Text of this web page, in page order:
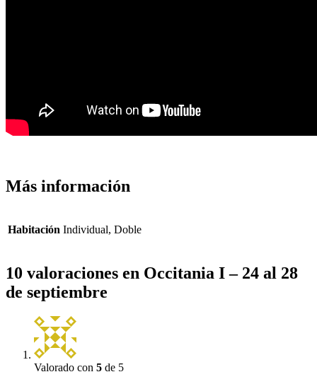
Más información
Habitación Individual, Doble
10 valoraciones en Occitania I – 24 al 28
de septiembre
Valorado con 5 de 5